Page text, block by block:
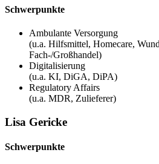
Schwerpunkte
Ambulante Versorgung
(u.a. Hilfsmittel, Homecare,
Fach-/Großhandel)
Digitalisierung
(u.a. KI, DiGA, DiPA)
Regulatory Affairs
(u.a. MDR, Zulieferer)
Lisa Gericke
Schwerpunkte